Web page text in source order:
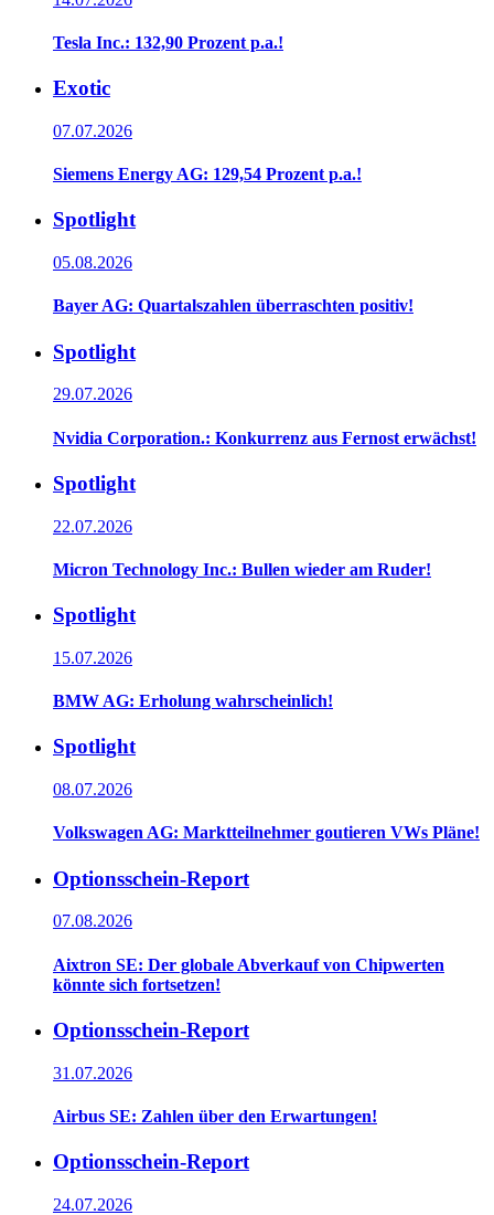
Tesla Inc.: 132,90 Prozent p.a.!
Exotic
07.07.2026
Siemens Energy AG: 129,54 Prozent p.a.!
Spotlight
05.08.2026
Bayer AG: Quartalszahlen überraschten positiv!
Spotlight
29.07.2026
Nvidia Corporation.: Konkurrenz aus Fernost erwächst!
Spotlight
22.07.2026
Micron Technology Inc.: Bullen wieder am Ruder!
Spotlight
15.07.2026
BMW AG: Erholung wahrscheinlich!
Spotlight
08.07.2026
Volkswagen AG: Marktteilnehmer goutieren VWs Pläne!
Optionsschein-Report
07.08.2026
Aixtron SE: Der globale Abverkauf von Chipwerten
könnte sich fortsetzen!
Optionsschein-Report
31.07.2026
Airbus SE: Zahlen über den Erwartungen!
Optionsschein-Report
24.07.2026